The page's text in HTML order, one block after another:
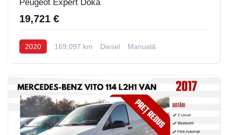
Peugeot Expert Doka
19,721 €
2020 169,097 km Diesel Manuală
Bun venit pe chatul nostru!